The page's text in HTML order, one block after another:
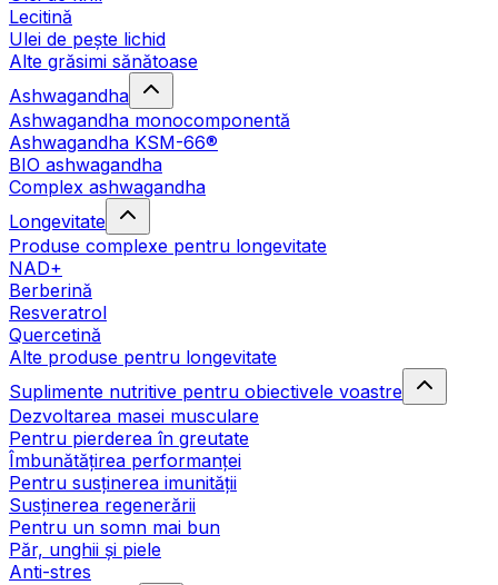
Lecitină
Ulei de pește lichid
Alte grăsimi sănătoase
Ashwagandha
Ashwagandha monocomponentă
Ashwagandha KSM-66®
BIO ashwagandha
Complex ashwagandha
Longevitate
Produse complexe pentru longevitate
NAD+
Berberină
Resveratrol
Quercetină
Alte produse pentru longevitate
Suplimente nutritive pentru obiectivele voastre
Dezvoltarea masei musculare
Pentru pierderea în greutate
Îmbunătățirea performanței
Pentru susținerea imunității
Susținerea regenerării
Pentru un somn mai bun
Păr, unghii și piele
Anti-stres